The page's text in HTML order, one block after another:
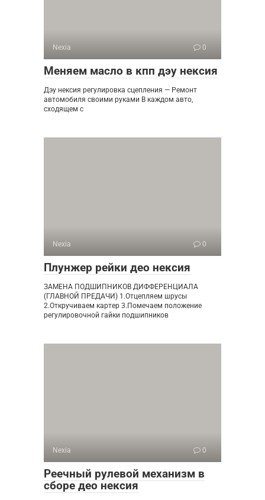
Nexia 0
Меняем масло в кпп дэу нексия
Дэу нексия регулировка сцепления — Ремонт
автомобиля своими руками В каждом авто,
сходящем с
Nexia 0
Плунжер рейки део нексия
ЗАМЕНА ПОДШИПНИКОВ ДИФФЕРЕНЦИАЛА
(ГЛАВНОЙ ПРЕДАЧИ) 1.Отцепляем шрусы
2.Откручиваем картер 3.Помечаем положение
регулировочной гайки подшипников
Nexia 0
Реечный рулевой механизм в
сборе део нексия